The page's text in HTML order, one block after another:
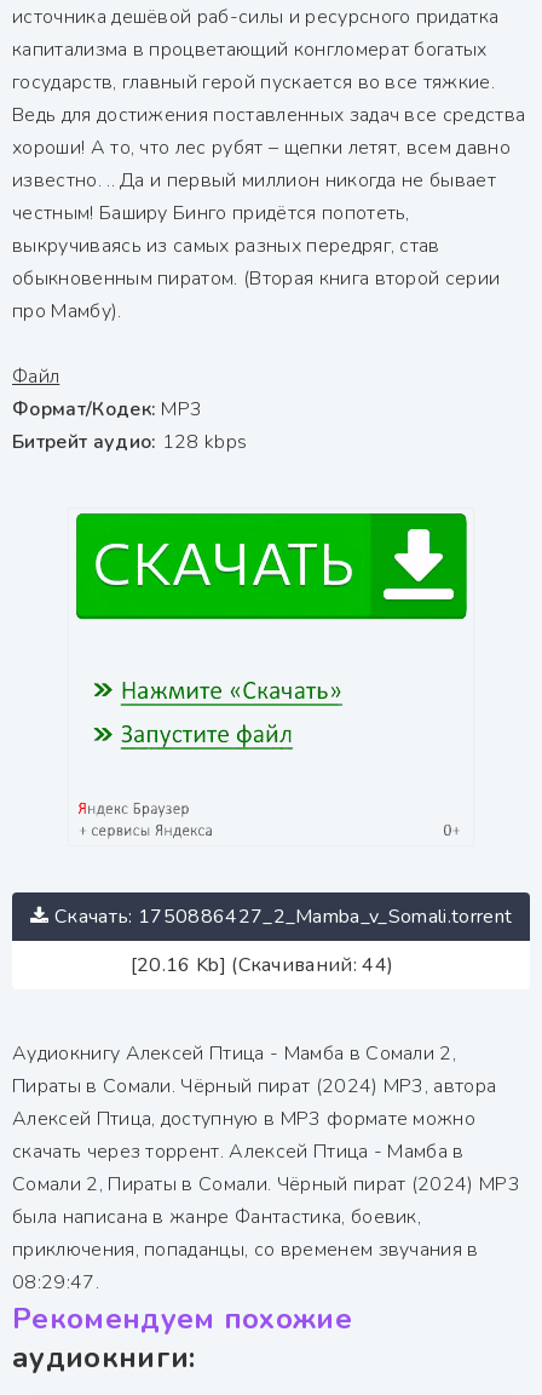
источника дешёвой раб-силы и ресурсного придатка
капитализма в процветающий конгломерат богатых
государств, главный герой пускается во все тяжкие.
Ведь для достижения поставленных задач все средства
хороши! А то, что лес рубят – щепки летят, всем давно
известно. .. Да и первый миллион никогда не бывает
честным! Баширу Бинго придётся попотеть,
выкручиваясь из самых разных передряг, став
обыкновенным пиратом. (Вторая книга второй серии
про Мамбу).
Файл
Формат/Кодек: МР3
Битрейт аудио: 128 kbps
Скачать: 1750886427_2_Mamba_v_Somali.torrent
[20.16 Kb] (Скачиваний: 44)
Аудиокнигу Алексей Птица - Мамба в Сомали 2,
Пираты в Сомали. Чёрный пират (2024) МР3, автора
Алексей Птица, доступную в MP3 формате можно
скачать через торрент. Алексей Птица - Мамба в
Сомали 2, Пираты в Сомали. Чёрный пират (2024) МР3
была написана в жанре Фантастика, боевик,
приключения, попаданцы, со временем звучания в
08:29:47.
Рекомендуем похожие
аудиокниги: